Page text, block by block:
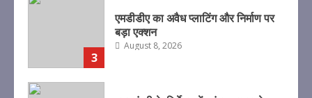
4
मुख्यमंत्री के निर्देशन में कांवड़ यात्रा के
दौरान स्वास्थ्य व्यवस्थाओं पर जिला
प्रशासन पूरी तरह सतर्क
August 7, 2026